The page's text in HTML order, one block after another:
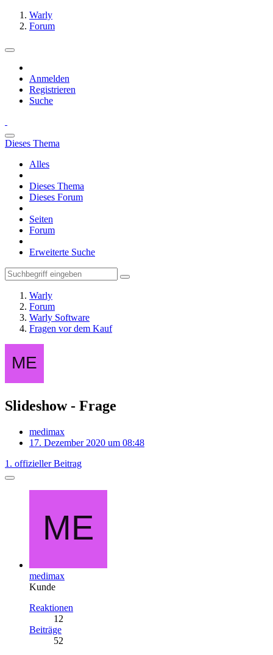
Warly
Forum
Anmelden
Registrieren
Suche
Dieses Thema
Alles
Dieses Thema
Dieses Forum
Seiten
Forum
Erweiterte Suche
Warly
Forum
Warly Software
Fragen vor dem Kauf
Slideshow - Frage
medimax
17. Dezember 2020 um 08:48
1. offizieller Beitrag
medimax
Kunde
Reaktionen
12
Beiträge
52